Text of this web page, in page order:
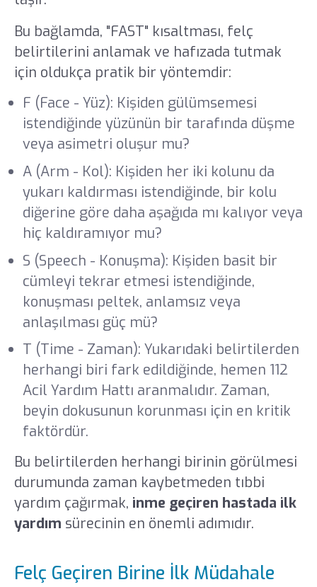
Bu bağlamda, "FAST" kısaltması, felç
belirtilerini anlamak ve hafızada tutmak
için oldukça pratik bir yöntemdir:
F (Face - Yüz): Kişiden gülümsemesi
istendiğinde yüzünün bir tarafında düşme
veya asimetri oluşur mu?
A (Arm - Kol): Kişiden her iki kolunu da
yukarı kaldırması istendiğinde, bir kolu
diğerine göre daha aşağıda mı kalıyor veya
hiç kaldıramıyor mu?
S (Speech - Konuşma): Kişiden basit bir
cümleyi tekrar etmesi istendiğinde,
konuşması peltek, anlamsız veya
anlaşılması güç mü?
T (Time - Zaman): Yukarıdaki belirtilerden
herhangi biri fark edildiğinde, hemen 112
Acil Yardım Hattı aranmalıdır. Zaman,
beyin dokusunun korunması için en kritik
faktördür.
Bu belirtilerden herhangi birinin görülmesi
durumunda zaman kaybetmeden tıbbi
yardım çağırmak, inme geçiren hastada ilk
yardım sürecinin en önemli adımıdır.
Felç Geçiren Birine İlk Müdahale